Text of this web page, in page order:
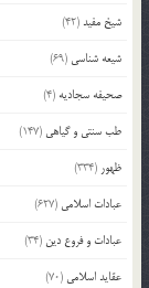
شیخ مفید(42)
شیعه شناسی (69)
صحیفه سجادیه (4)
طب سنتی و گیاهی (147)
ظهور (334)
عبادات اسلامی (627)
عبادات و فروع دین (34)
عقاید اسلامی (70)